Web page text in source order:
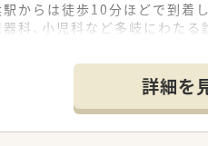
からは徒歩10分ほどで到着
科、小児科など多岐にわたる
在は関東へも積極的に展開
でなく、健康支援や化粧品
トーに、患者様がいつでも
詳細を